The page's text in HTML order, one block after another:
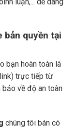
bản quyền tại
bạn hoàn toàn là
trực tiếp từ
về độ an toàn
chúng tôi bán có